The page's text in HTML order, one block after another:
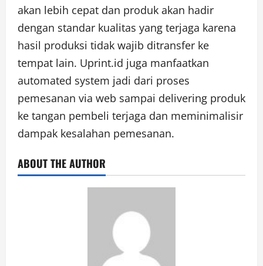
akan lebih cepat dan produk akan hadir
dengan standar kualitas yang terjaga karena
hasil produksi tidak wajib ditransfer ke
tempat lain. Uprint.id juga manfaatkan
automated system jadi dari proses
pemesanan via web sampai delivering produk
ke tangan pembeli terjaga dan meminimalisir
dampak kesalahan pemesanan.
ABOUT THE AUTHOR